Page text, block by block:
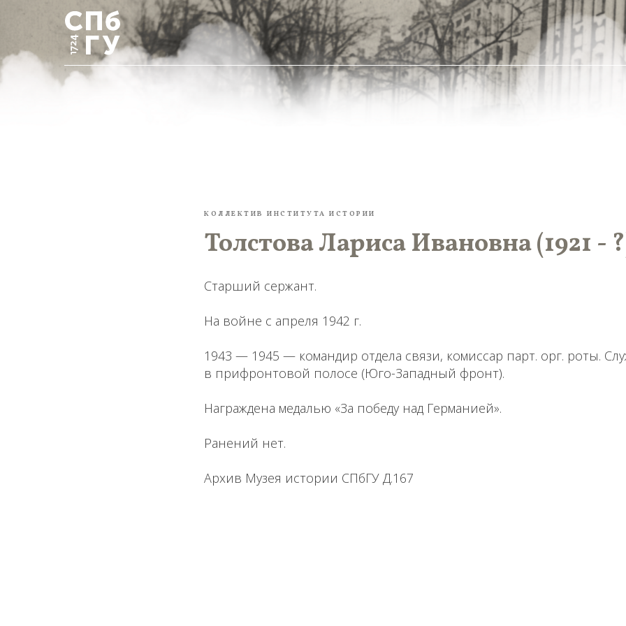
КОЛЛЕКТИВ ИНСТИТУТА ИСТОРИИ
Толстова Лариса Ивановна (1921 -
Старший сержант.
На войне с апреля 1942 г.
1943 — 1945 — командир отдела связи, комиссар парт. орг. роты.
в прифронтовой полосе (Юго-Западный фронт).
Награждена медалью «За победу над Германией».
Ранений нет.
Архив Музея истории СПбГУ Д.167